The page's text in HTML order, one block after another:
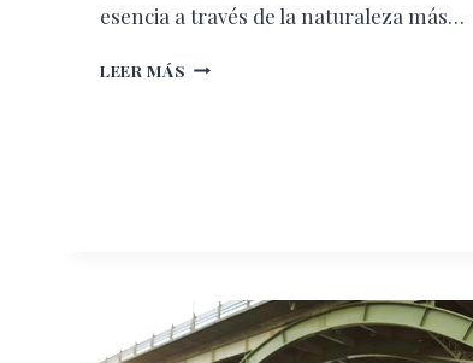
esencia a través de la naturaleza más…
LEER MÁS NATURALEZA
CUALQUIERTEMPORADA